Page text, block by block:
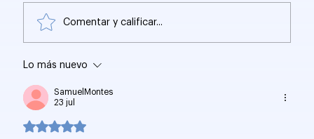
la Red Local
Comentar y calificar...
Lo más nuevo
SamuelMontes
23 jul
Obtuvo 5 de 5 estrellas.